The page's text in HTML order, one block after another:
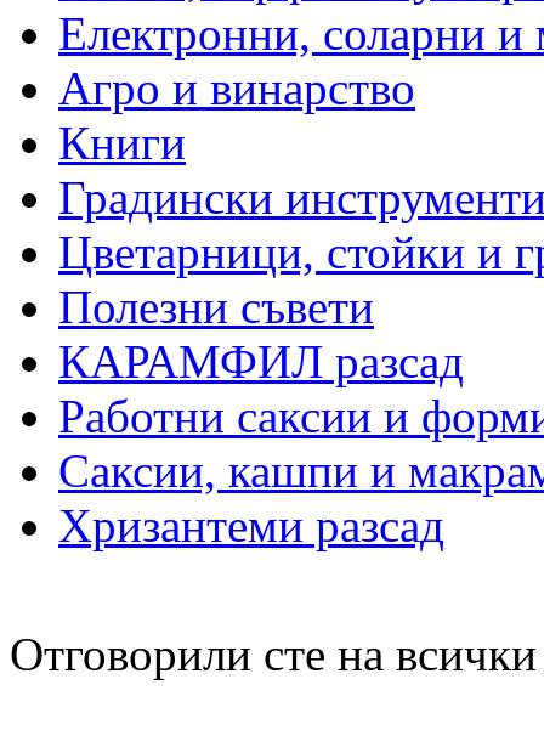
Електронни, соларни
Агро и винарство
Книги
Градински
Цветарници, стойки и
Полезни съвети
КАРАМФИЛ разсад
Работни саксии и
Саксии, кашпи и
Хризантеми разсад
Отговорили сте на